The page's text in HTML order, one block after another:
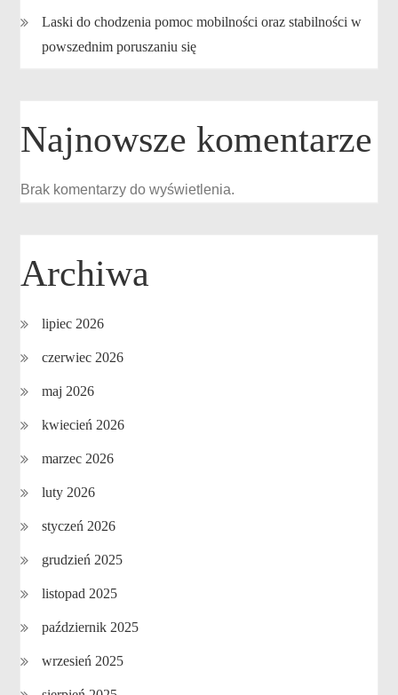
Laski do chodzenia pomoc mobilności oraz stabilności w
powszednim poruszaniu się
Najnowsze komentarze
Brak komentarzy do wyświetlenia.
Archiwa
lipiec 2026
czerwiec 2026
maj 2026
kwiecień 2026
marzec 2026
luty 2026
styczeń 2026
grudzień 2025
listopad 2025
październik 2025
wrzesień 2025